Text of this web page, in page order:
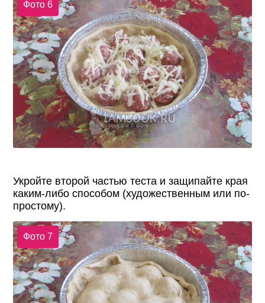
Фото 6
Укройте второй частью теста и защипайте края
каким-либо способом (художественным или по-
простому).
Фото 7